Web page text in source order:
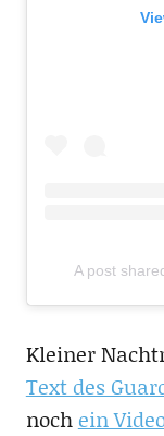
A post
Kleiner
Text des
noch ein